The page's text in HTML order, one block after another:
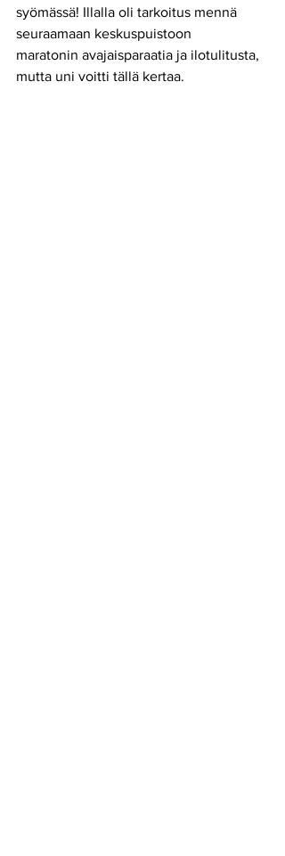
syömässä! Illalla oli tarkoitus mennä
seuraamaan keskuspuistoon
maratonin avajaisparaatia ja ilotulitusta,
mutta uni voitti tällä kertaa.